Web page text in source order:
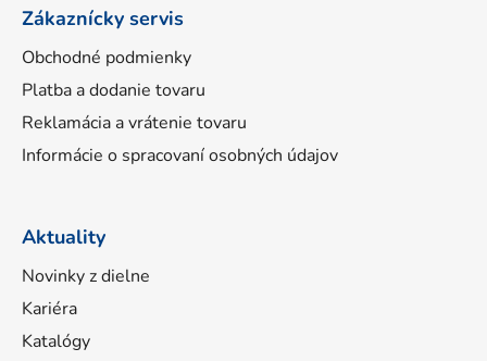
Zákaznícky servis
Obchodné podmienky
Platba a dodanie tovaru
Reklamácia a vrátenie tovaru
Informácie o spracovaní osobných údajov
Aktuality
Novinky z dielne
Kariéra
Katalógy